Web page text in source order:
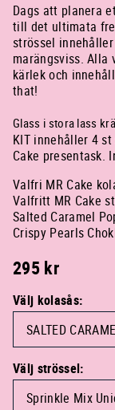
Dags att planera
till det ultimata
strössel
marängsviss. Alla
kärlek och
that!
Glass i stora lass
KIT innehåller 4
Cake presentask.
Valfri MR Cake
Valfritt MR Cake
Salted Caramel
Crispy Pearls
295kr
Välj kolasås:
Välj strössel: